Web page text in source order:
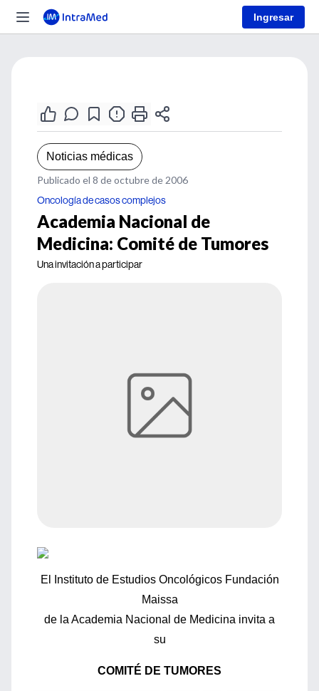
Ingresar
Noticias médicas
Publicado el 8 de octubre de 2006
Oncología de casos complejos
Academia Nacional de
Medicina: Comité de Tumores
Una invitación a participar
El Instituto de Estudios Oncológicos Fundación
Maissa
de la Academia Nacional de Medicina invita a
su
COMITÉ DE TUMORES